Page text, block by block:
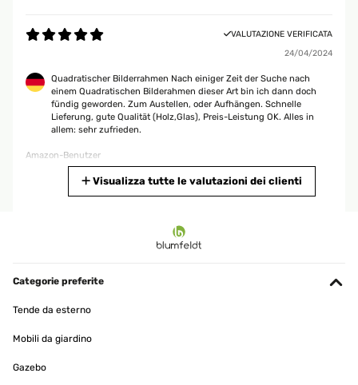
VALUTAZIONE VERIFICATA
24/04/2024
Quadratischer Bilderrahmen Nach einiger Zeit der Suche nach
einem Quadratischen Bilderahmen dieser Art bin ich dann doch
fündig geworden. Zum Austellen, oder Aufhängen. Schnelle
Lieferung, gute Qualität (Holz,Glas), Preis-Leistung OK. Alles in
allem: sehr zufrieden.
Amazon-Benutzer
Verwendungszweck erfüllt. Alles in Ordnung.
Visualizza tutte le valutazioni dei clienti
Categorie preferite
Tende da esterno
Mobili da giardino
Gazebo